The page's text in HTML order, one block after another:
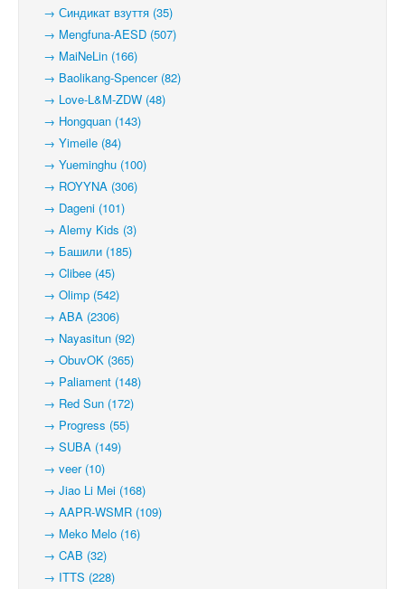
→ Синдикат взуття (35)
→ Mengfuna-AESD (507)
→ MaiNeLin (166)
→ Baolikang-Spencer (82)
→ Love-L&M-ZDW (48)
→ Hongquan (143)
→ Yimeile (84)
→ Yueminghu (100)
→ ROYYNA (306)
→ Dageni (101)
→ Alemy Kids (3)
→ Башили (185)
→ Clibee (45)
→ Olimp (542)
→ ABA (2306)
→ Nayasitun (92)
→ ObuvOK (365)
→ Paliament (148)
→ Red Sun (172)
→ Progress (55)
→ SUBA (149)
→ veer (10)
→ Jiao Li Mei (168)
→ AAPR-WSMR (109)
→ Meko Melo (16)
→ CAB (32)
→ ITTS (228)